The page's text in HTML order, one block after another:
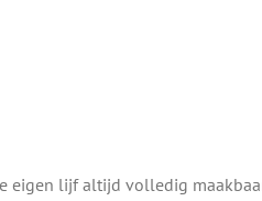
eigen lijf altijd volledig